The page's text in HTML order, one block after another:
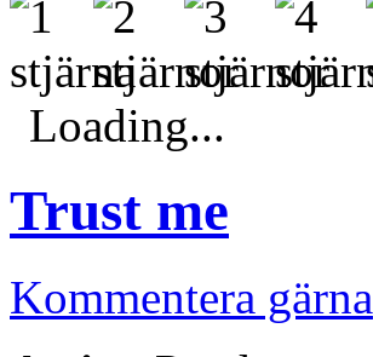
Loading...
Trust me
Kommentera gärna